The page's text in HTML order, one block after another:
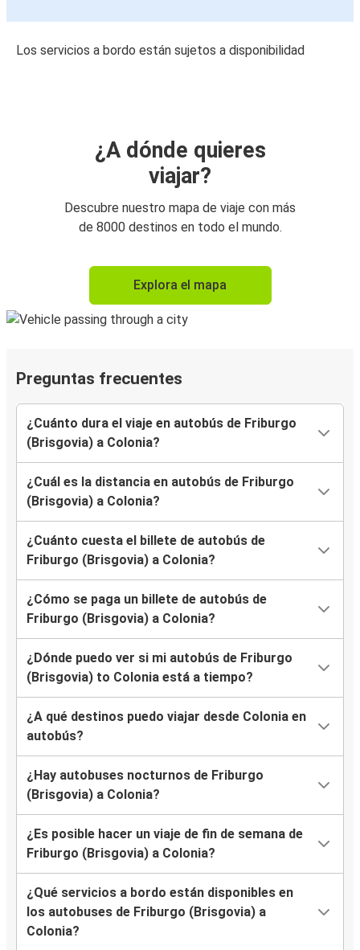
Los servicios a bordo están sujetos a disponibilidad
¿A dónde quieres
viajar?
Descubre nuestro mapa de viaje con más
de 8000 destinos en todo el mundo.
Explora el mapa
Preguntas frecuentes
¿Cuánto dura el viaje en autobús de Friburgo
(Brisgovia) a Colonia?
¿Cuál es la distancia en autobús de Friburgo
(Brisgovia) a Colonia?
¿Cuánto cuesta el billete de autobús de
Friburgo (Brisgovia) a Colonia?
¿Cómo se paga un billete de autobús de
Friburgo (Brisgovia) a Colonia?
¿Dónde puedo ver si mi autobús de Friburgo
(Brisgovia) to Colonia está a tiempo?
¿A qué destinos puedo viajar desde Colonia en
autobús?
¿Hay autobuses nocturnos de Friburgo
(Brisgovia) a Colonia?
¿Es posible hacer un viaje de fin de semana de
Friburgo (Brisgovia) a Colonia?
¿Qué servicios a bordo están disponibles en
los autobuses de Friburgo (Brisgovia) a
Colonia?